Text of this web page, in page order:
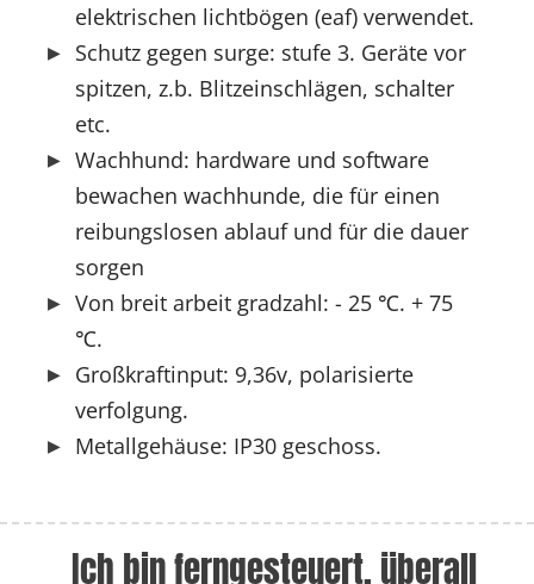
elektrischen lichtbögen (eaf) verwendet.
Schutz gegen surge: stufe 3. Geräte vor
spitzen, z.b. Blitzeinschlägen, schalter
etc.
Wachhund: hardware und software
bewachen wachhunde, die für einen
reibungslosen ablauf und für die dauer
sorgen
Von breit arbeit gradzahl: - 25 ℃. + 75
℃.
Großkraftinput: 9,36v, polarisierte
verfolgung.
Metallgehäuse: IP30 geschoss.
Ich bin ferngesteuert, überall